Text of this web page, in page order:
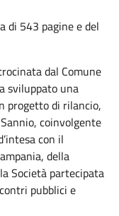
di 543 pagine e del
dal Comune
sviluppato una
progetto di rilancio,
coinvolgente
con il
della
Società partecipata
pubblici e